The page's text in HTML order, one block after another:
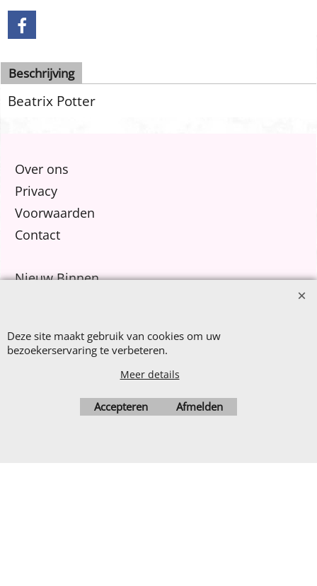
Beschrijving
Beatrix Potter
Over ons
Privacy
Voorwaarden
Contact
Nieuw Binnen
ShopFactory webwinkel
software.
Deze site maakt gebruik van cookies om uw
bezoekerservaring te verbeteren.
Meer details
Accepteren Afmelden